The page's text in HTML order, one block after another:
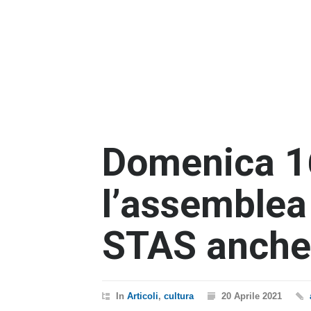
Domenica
STAS
In Articoli, cultura 20 Aprile 2021